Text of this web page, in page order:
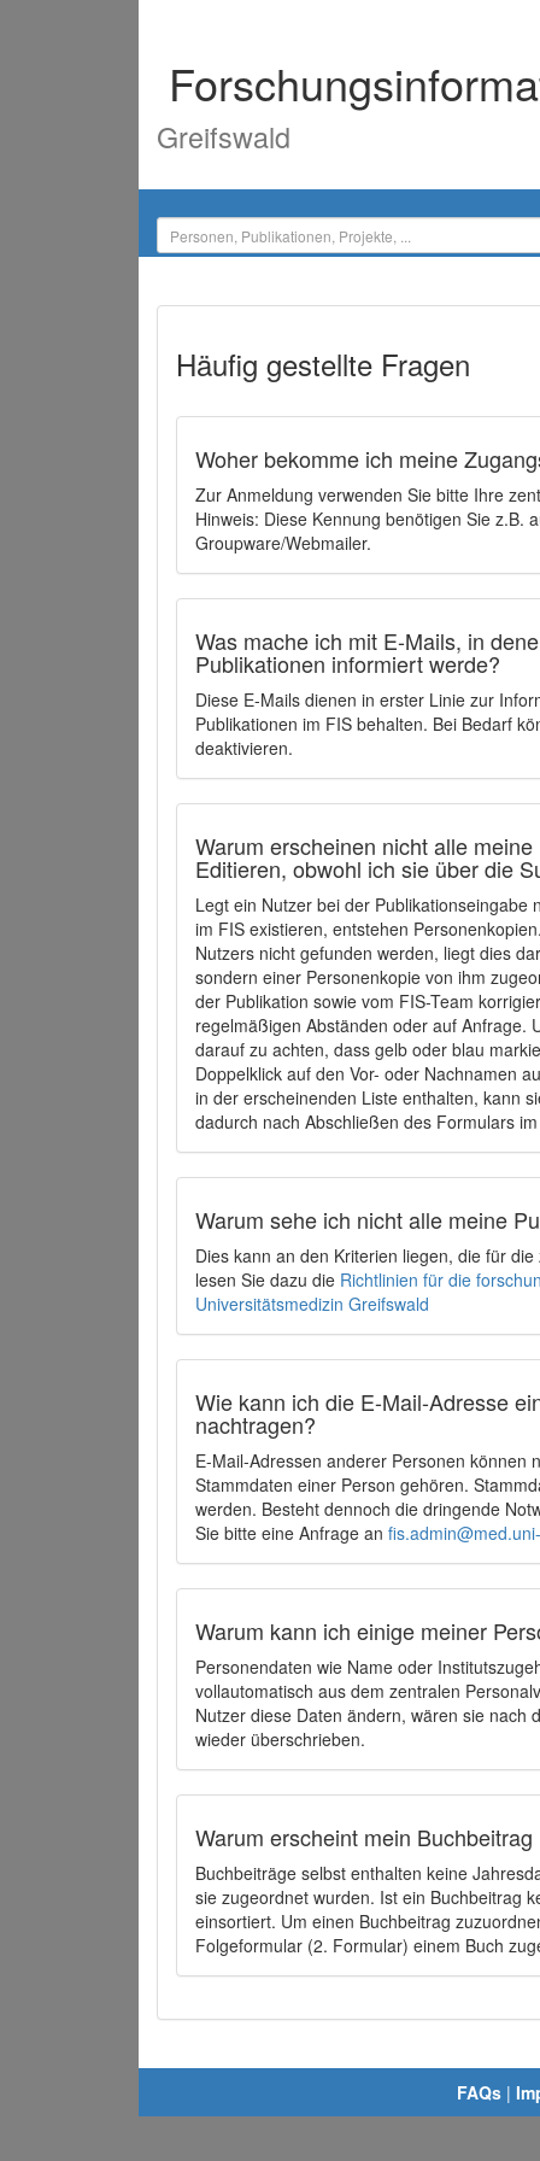
Greifswald
Häufig gestellte Fragen
Woher bekomme ich meine
Zur Anmeldung verwenden Sie bitte Ihre
Hinweis: Diese Kennung benötigen Sie z.B.
Groupware/Webmailer.
Was mache ich mit E-Mails, in
Publikationen informiert werde?
Diese E-Mails dienen in erster Linie zur
Publikationen im FIS behalten. Bei Bedarf
deaktivieren.
Warum erscheinen nicht alle
Editieren, obwohl ich sie über die
Legt ein Nutzer bei der
im FIS existieren, entstehen
Nutzers nicht gefunden werden, liegt dies
sondern einer Personenkopie von ihm
der Publikation sowie vom FIS-Team
regelmäßigen Abständen oder auf Anfrage.
darauf zu achten, dass gelb oder blau
Doppelklick auf den Vor- oder Nachnamen
in der erscheinenden Liste enthalten, kann
dadurch nach Abschließen des Formulars
Warum sehe ich nicht alle meine
Dies kann an den Kriterien liegen, die für
lesen Sie dazu die Richtlinien für die
Universitätsmedizin Greifswald
Wie kann ich die E-Mail-Adresse
nachtragen?
E-Mail-Adressen anderer Personen können
Stammdaten einer Person gehören.
werden. Besteht dennoch die dringende
Sie bitte eine Anfrage an
Warum kann ich einige meiner
Personendaten wie Name oder
vollautomatisch aus dem zentralen
Nutzer diese Daten ändern, wären sie
wieder überschrieben.
Warum erscheint mein
Buchbeiträge selbst enthalten keine
sie zugeordnet wurden. Ist ein Buchbeitrag
einsortiert. Um einen Buchbeitrag
Folgeformular (2. Formular) einem Buch
FAQs |